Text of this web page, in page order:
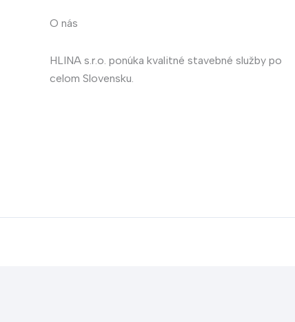
O nás
HLINA s.r.o. ponúka kvalitné stavebné služby po
celom Slovensku.